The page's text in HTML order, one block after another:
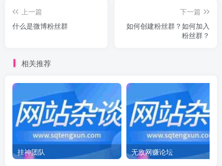
上一篇
什么是微博粉丝群
下一篇
如何创建粉丝群？如何加入
粉丝群？
相关推荐
挂神团队 无敌网赚论坛